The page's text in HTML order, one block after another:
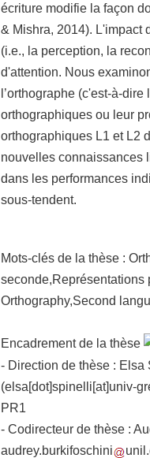
écriture modifie la façon
& Mishra, 2014). L'impact
(i.e., la perception, la
d'attention. Nous
l’orthographe (c'est-à-
orthographiques ou leur
orthographiques L1 et L2
nouvelles connaissances
dans les performances
sous-tendent.
Mots-clés de la thèse :
seconde,Représentations
Orthography,Second
Encadrement de la thèse
- Direction de thèse : Elsa
(elsa[dot]spinelli[at]univ-
PR1
- Codirecteur de thèse :
audrey.burkifoschini